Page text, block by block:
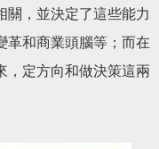
關，並決定了這些能力
革和商業頭腦等；而在
，定方向和做決策這兩